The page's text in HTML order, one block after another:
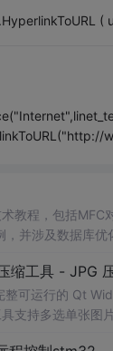
(
教程，包括MFC
并涉及数据库优
缩工具 - JPG
整可运行的 Qt
支持多选单张